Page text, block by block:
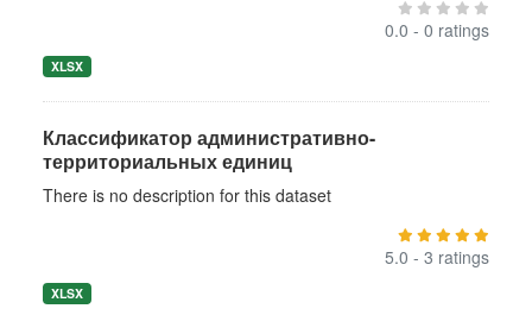
0.0 - 0 ratings
XLSX
Классификатор административно-
территориальных единиц
There is no description for this dataset
5.0 - 3 ratings
XLSX